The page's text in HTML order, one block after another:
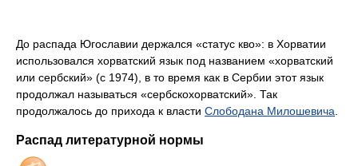
До распада Югославии держался «статус кво»: в Хорватии
использовался хорватский язык под названием «хорватский
или сербский» (с 1974), в то время как в Сербии этот язык
продолжал называться «сербскохорватский». Так
продолжалось до прихода к власти Слободана Милошевича
Распад литературной нормы